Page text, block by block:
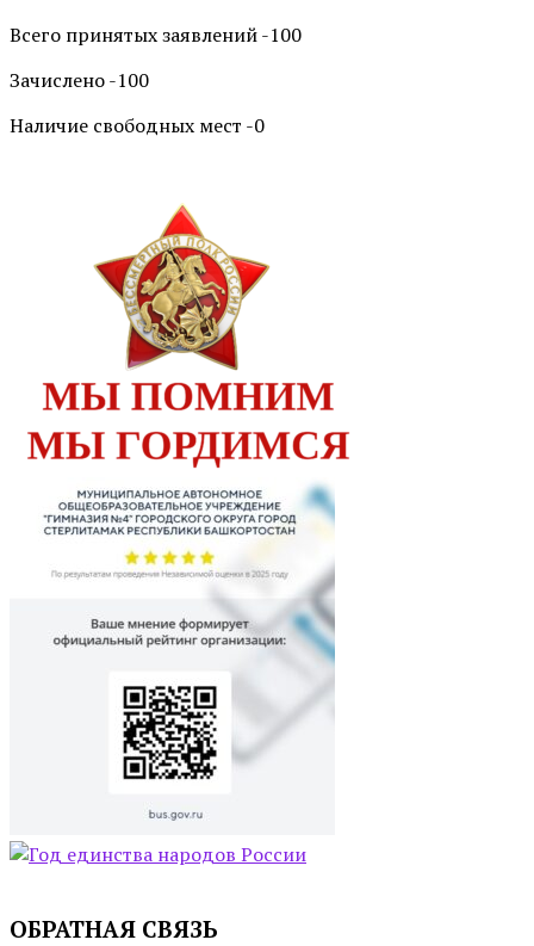
Всего принятых заявлений -100
Зачислено -100
Наличие свободных мест -0
ОБРАТНАЯ СВЯЗЬ